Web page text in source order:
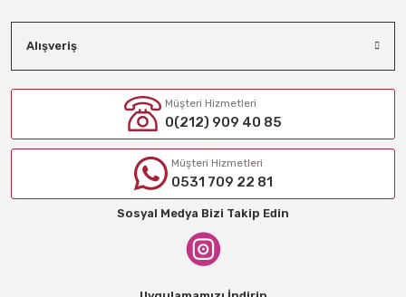
Alışveriş
Müşteri Hizmetleri
0(212) 909 40 85
Müşteri Hizmetleri
0531 709 22 81
Sosyal Medya Bizi Takip Edin